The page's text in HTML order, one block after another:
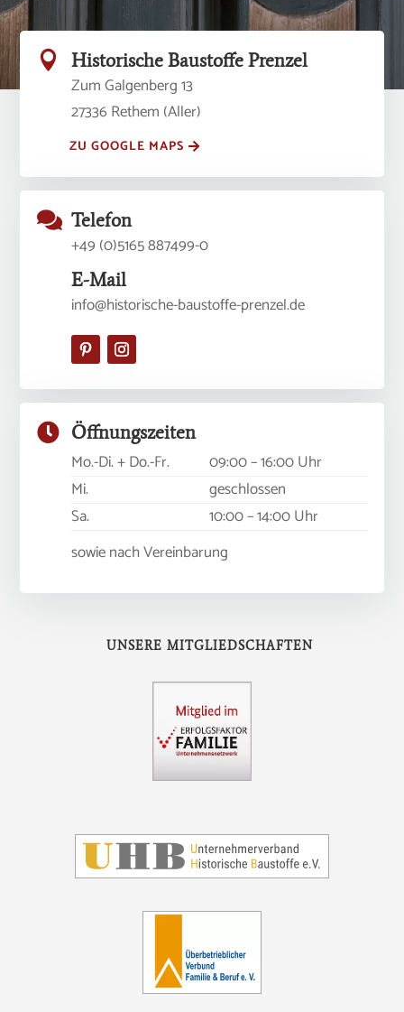
 Historische Baustoffe Prenzel
Zum Galgenberg 13
27336 Rethem (Aller)
ZU GOOGLE MAPS
 Telefon
+49 (0)5165 887499-0
E-Mail
info@historische-baustoffe-prenzel.de
 Öffnungszeiten
Mo.-Di. + Do.-Fr.
09:00 – 16:00 Uhr
Mi.
geschlossen
Sa.
10:00 – 14:00 Uhr
sowie nach Vereinbarung
UNSERE MITGLIEDSCHAFTEN